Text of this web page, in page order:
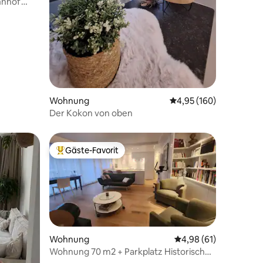
Wohnung Durchschnittliche
4,95 (160)
Der Kokon von oben
Beliebter Gäste-Favorit.
Gäste-Favorit
Wohnung Durchschnittliche
4,98 (61)
Wohnung 70 m2 + Parkplatz Historisches